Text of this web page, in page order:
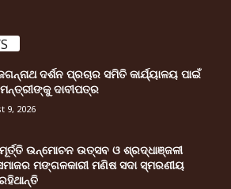
ଦର୍ଶନ ପ୍ରଚାର ସମିତି କାର୍ଯ୍ୟାଳୟ ପାଇଁ
ଦାବୀପତ୍ର
9, 2026
ଉନ୍ମୋଚନ ଉତ୍ସବ ଓ ଶ୍ରଦ୍ଧାଞ୍ଜଳୀ
ମଙ୍ଗଳକାରୀ ମଣିଷ ସଦା ସ୍ମରଣୀୟ